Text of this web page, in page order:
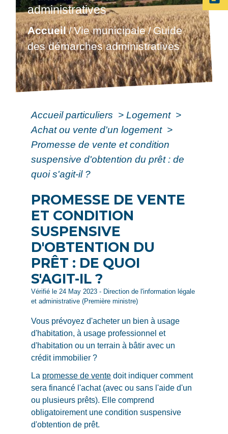
administratives
Accueil/Vie municipale/Guide
des démarches administratives
Accueil particuliers > Logement >
Achat ou vente d'un logement >
Promesse de vente et condition
suspensive d'obtention du prêt : de
quoi s'agit-il ?
PROMESSE DE VENTE
ET CONDITION
SUSPENSIVE
D'OBTENTION DU
PRÊT : DE QUOI
S'AGIT-IL ?
Vérifié le 24 May 2023 - Direction de l'information légale
et administrative (Première ministre)
Vous prévoyez d'acheter un bien à usage
d'habitation, à usage professionnel et
d'habitation ou un terrain à bâtir avec un
crédit immobilier ?
La promesse de vente doit indiquer comment
sera financé l'achat (avec ou sans l'aide d'un
ou plusieurs prêts). Elle comprend
obligatoirement une condition suspensive
d'obtention de prêt.